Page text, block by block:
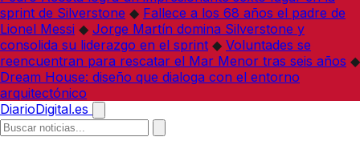
sprint de Silverstone ◆ Fallece a los 68 años el padre de
Lionel Messi ◆ Jorge Martín domina Silverstone y
consolida su liderazgo en el sprint ◆ Voluntades se
reencuentran para rescatar el Mar Menor tras seis años ◆
Dream House: diseño que dialoga con el entorno
arquitectónico
DiarioDigital.es